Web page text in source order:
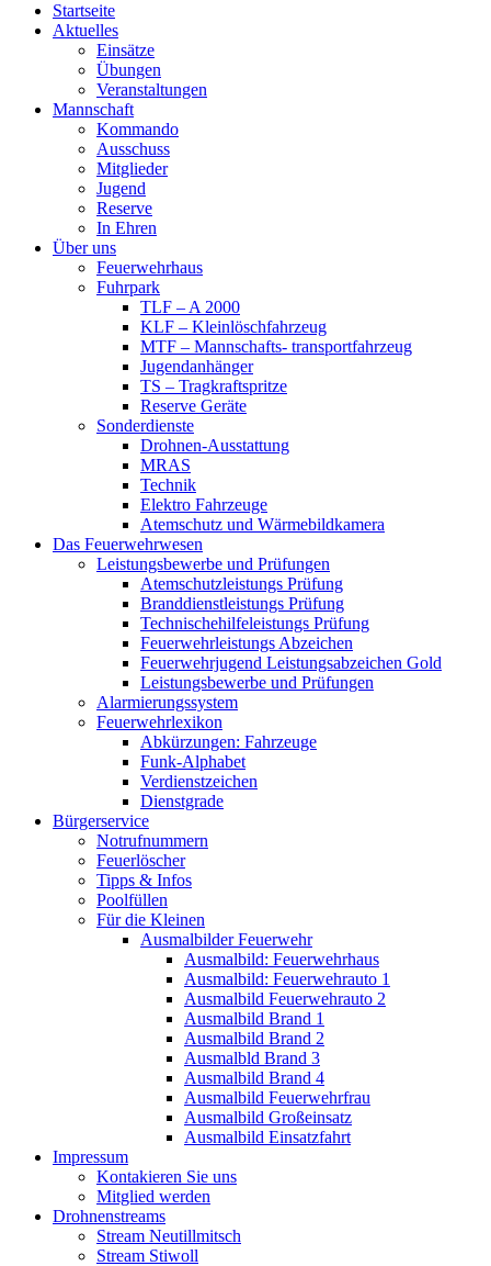
Startseite
Aktuelles
Einsätze
Übungen
Veranstaltungen
Mannschaft
Kommando
Ausschuss
Mitglieder
Jugend
Reserve
In Ehren
Über uns
Feuerwehrhaus
Fuhrpark
TLF – A 2000
KLF – Kleinlöschfahrzeug
MTF – Mannschafts- transportfahrzeug
Jugendanhänger
TS – Tragkraftspritze
Reserve Geräte
Sonderdienste
Drohnen-Ausstattung
MRAS
Technik
Elektro Fahrzeuge
Atemschutz und Wärmebildkamera
Das Feuerwehrwesen
Leistungsbewerbe und Prüfungen
Atemschutzleistungs Prüfung
Branddienstleistungs Prüfung
Technischehilfeleistungs Prüfung
Feuerwehrleistungs Abzeichen
Feuerwehrjugend Leistungsabzeichen Gold
Leistungsbewerbe und Prüfungen
Alarmierungssystem
Feuerwehrlexikon
Abkürzungen: Fahrzeuge
Funk-Alphabet
Verdienstzeichen
Dienstgrade
Bürgerservice
Notrufnummern
Feuerlöscher
Tipps & Infos
Poolfüllen
Für die Kleinen
Ausmalbilder Feuerwehr
Ausmalbild: Feuerwehrhaus
Ausmalbild: Feuerwehrauto 1
Ausmalbild Feuerwehrauto 2
Ausmalbild Brand 1
Ausmalbild Brand 2
Ausmalbld Brand 3
Ausmalbild Brand 4
Ausmalbild Feuerwehrfrau
Ausmalbild Großeinsatz
Ausmalbild Einsatzfahrt
Impressum
Kontakieren Sie uns
Mitglied werden
Drohnenstreams
Stream Neutillmitsch
Stream Stiwoll